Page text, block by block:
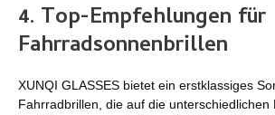
4. Top-Empfehlungen für
Fahrradsonnenbrillen
XUNQI GLASSES bietet ein erstklassiges
Fahrradbrillen, die auf die unterschiedlichen